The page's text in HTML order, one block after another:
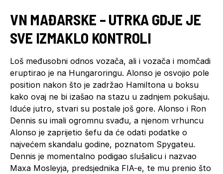
VN MAĐARSKE – UTRKA GDJE JE
SVE IZMAKLO KONTROLI
Loš međusobni odnos vozača, ali i vozača i momčadi
eruptirao je na Hungaroringu. Alonso je osvojio pole
position nakon što je zadržao Hamiltona u boksu
kako ovaj ne bi izašao na stazu u zadnjem pokušaju.
Iduće jutro, stvari su postale još gore. Alonso i Ron
Dennis su imali ogromnu svađu, a njenom vrhuncu
Alonso je zaprijetio šefu da će odati podatke o
najvećem skandalu godine, poznatom Spygateu.
Dennis je momentalno podigao slušalicu i nazvao
Maxa Mosleyja, predsjednika FIA-e, te mu prenio što